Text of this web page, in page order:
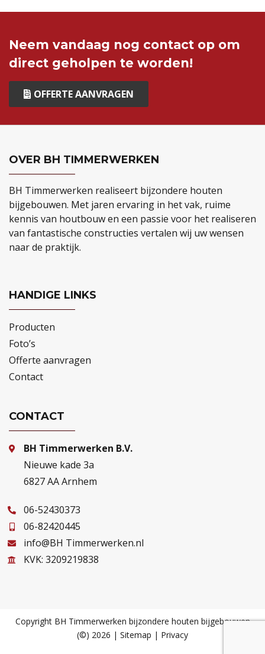
Neem vandaag nog contact op om
direct geholpen te worden!
OFFERTE AANVRAGEN
OVER BH TIMMERWERKEN
BH Timmerwerken realiseert bijzondere houten
bijgebouwen. Met jaren ervaring in het vak, ruime
kennis van houtbouw en een passie voor het realiseren
van fantastische constructies vertalen wij uw wensen
naar de praktijk.
HANDIGE LINKS
Producten
Foto’s
Offerte aanvragen
Contact
CONTACT
BH Timmerwerken B.V.
Nieuwe kade 3a
6827 AA Arnhem
06-52430373
06-82420445
info@BH Timmerwerken.nl
KVK: 3209219838
Copyright BH Timmerwerken bijzondere houten bijgebouwen
(©) 2026 | Sitemap | Privacy